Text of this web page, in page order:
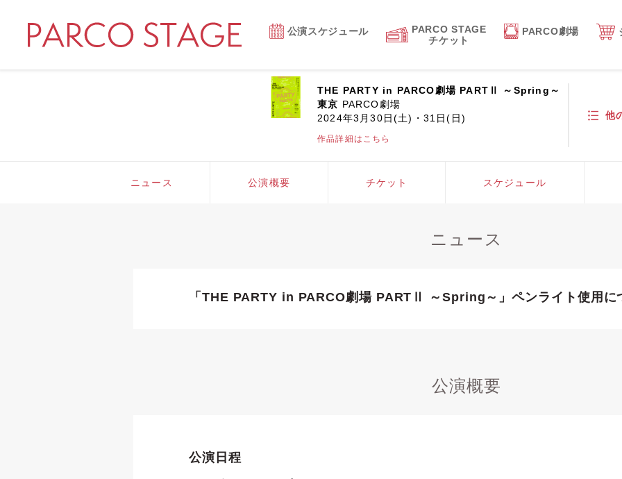
公演スケジュール
PARCO STAGE
チケット
PARCO劇場
THE PARTY in PARCO劇場 PARTⅡ ～Spring～
東京 PARCO劇場
2024年3月30日(土)・31日(日)
作品詳細はこちら
他
ニュース 公演概要 チケット スケジュール
ニュース
「THE PARTY in PARCO劇場 PARTⅡ ～Spring～」ペンライト使用に
公演概要
公演日程